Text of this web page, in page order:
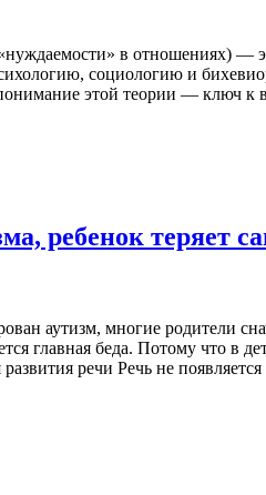
в отношениях) —
социологию и
этой теории — ключ к
ребенок теряет
аутизм, многие родители
главная беда. Потому что в
речи Речь не